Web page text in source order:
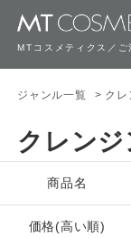
MTコスメティクス／ご
ジャンル一覧 > クレ
クレン
商品名
価格(高い順)